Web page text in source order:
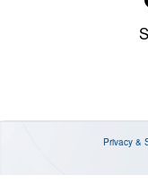
Privacy &